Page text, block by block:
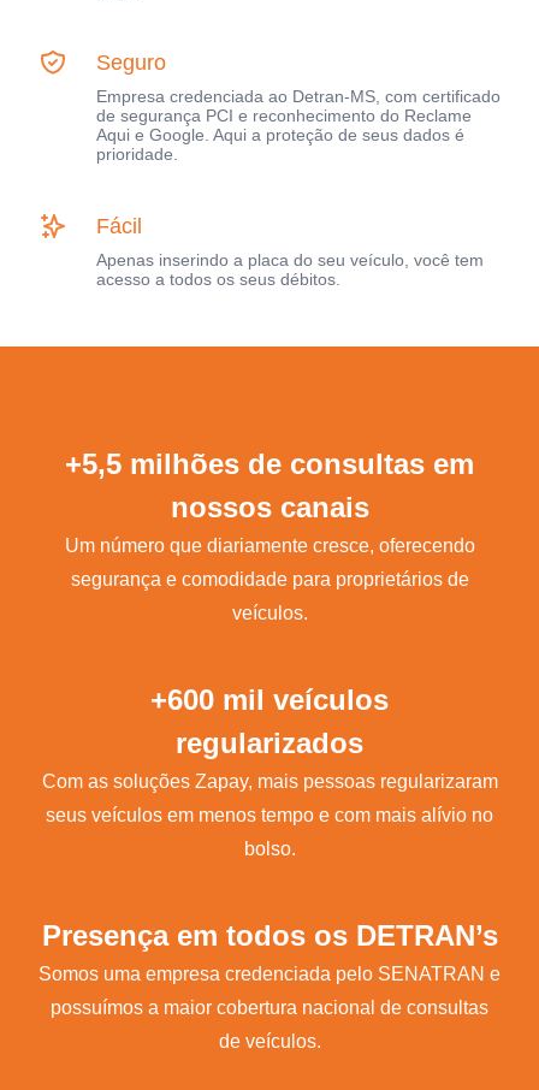
Seguro
Empresa credenciada ao Detran-MS, com certificado
de segurança PCI e reconhecimento do Reclame
Aqui e Google. Aqui a proteção de seus dados é
prioridade.
Fácil
Apenas inserindo a placa do seu veículo, você tem
acesso a todos os seus débitos.
+5,5 milhões de consultas em
nossos canais
Um número que diariamente cresce, oferecendo
segurança e comodidade para proprietários de
veículos.
+600 mil veículos
regularizados
Com as soluções Zapay, mais pessoas regularizaram
seus veículos em menos tempo e com mais alívio no
bolso.
Presença em todos os DETRAN’s
Somos uma empresa credenciada pelo SENATRAN e
possuímos a maior cobertura nacional de consultas
de veículos.